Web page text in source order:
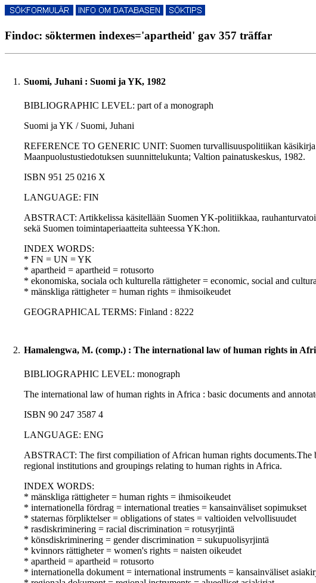
Findoc: söktermen indexes='apartheid' gav 357 träffar
1. Suomi, Juhani : Suomi ja YK, 1982
BIBLIOGRAPHIC LEVEL: part of a monograph
Suomi ja YK / Suomi, Juhani
REFERENCE TO GENERIC UNIT: Suomen turvallisuuspolitiikan
Maanpuolustustiedotuksen suunnittelukunta; Valtion painatuskeskus, 1982.
ISBN 951 25 0216 X
LANGUAGE: FIN
ABSTRACT: Artikkelissa käsitellään Suomen YK-politiikkaa,
sekä Suomen toimintaperiaatteita suhteessa YK:hon.
INDEX WORDS:
* FN = UN = YK
* apartheid = apartheid = rotusorto
* ekonomiska, sociala och kulturella rättigheter = economic, social and
* mänskliga rättigheter = human rights = ihmisoikeudet
GEOGRAPHICAL TERMS: Finland : 8222
2. Hamalengwa, M. (comp.) : The international law of human rights in
BIBLIOGRAPHIC LEVEL: monograph
The international law of human rights in Africa : basic documents and
ISBN 90 247 3587 4
LANGUAGE: ENG
ABSTRACT: The first compiliation of African human rights documents.The
regional institutions and groupings relating to human rights in Africa.
INDEX WORDS:
* mänskliga rättigheter = human rights = ihmisoikeudet
* internationella fördrag = international treaties = kansainväliset sopimukset
* staternas förpliktelser = obligations of states = valtioiden velvollisuudet
* rasdiskriminering = racial discrimination = rotusyrjintä
* könsdiskriminering = gender discrimination = sukupuolisyrjintä
* kvinnors rättigheter = women's rights = naisten oikeudet
* apartheid = apartheid = rotusorto
* internationella dokument = international instruments = kansainväliset